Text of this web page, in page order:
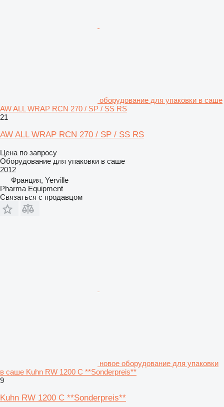
оборудование для упаковки в саше
AW ALL WRAP RCN 270 / SP / SS RS
21
AW ALL WRAP RCN 270 / SP / SS RS
Цена по запросу
Оборудование для упаковки в саше
2012
Франция, Yerville
Pharma Equipment
Связаться с продавцом
новое оборудование для упаковки
в саше Kuhn RW 1200 C **Sonderpreis**
9
Kuhn RW 1200 C **Sonderpreis**